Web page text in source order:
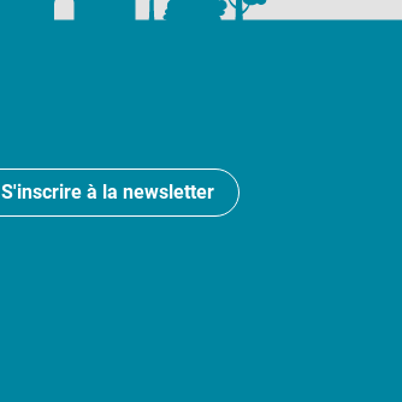
S'inscrire à la newsletter